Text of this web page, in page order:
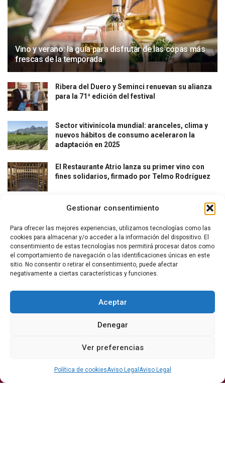
Gestionar consentimiento
Para ofrecer las mejores experiencias, utilizamos tecnologías como las
cookies para almacenar y/o acceder a la información del dispositivo. El
consentimiento de estas tecnologías nos permitirá procesar datos como
el comportamiento de navegación o las identificaciones únicas en este
sitio. No consentir o retirar el consentimiento, puede afectar
negativamente a ciertas características y funciones.
Aceptar
Denegar
Ver preferencias
Política de cookiesAviso Legal Aviso Legal
Vino y verano: la guía para disfrutar de las copas más
frescas de la temporada
Ribera del Duero y Seminci renuevan su alianza
para la 71ª edición del festival
Sector vitivinícola mundial: aranceles, clima y
nuevos hábitos de consumo aceleraron la
adaptación en 2025
El Restaurante Atrio lanza su primer vino con
fines solidarios, firmado por Telmo Rodríguez
La revista del vino y la gastronomía.
Gastronomía
Protagonistas